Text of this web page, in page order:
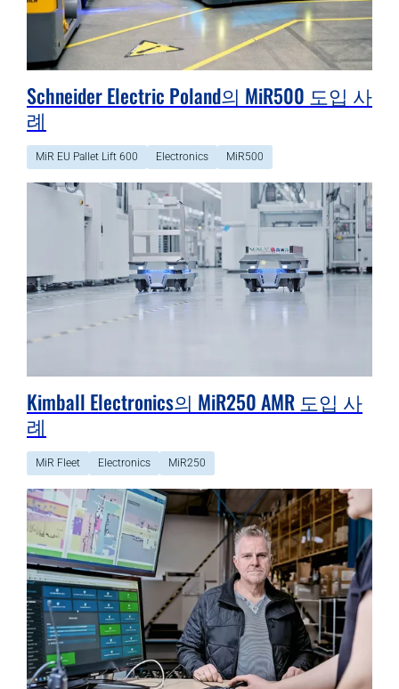
Schneider Electric Poland의 MiR500 도입 사
례
MiR EU Pallet Lift 600 Electronics MiR500
Kimball Electronics의 MiR250 AMR 도입 사
례
MiR Fleet Electronics MiR250